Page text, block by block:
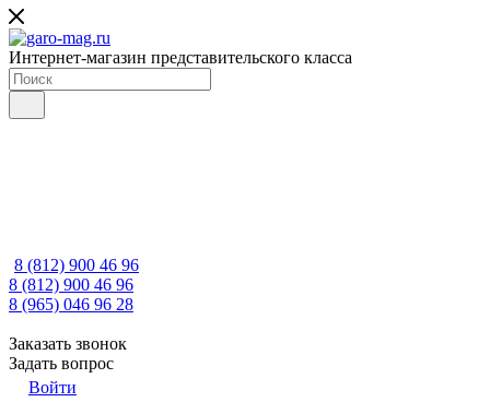
Интернет-магазин представительского класса
8 (812) 900 46 96
8 (812) 900 46 96
8 (965) 046 96 28
Заказать звонок
Задать вопрос
Войти